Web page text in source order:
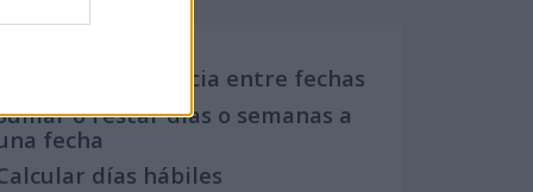
Calcula la diferencia entre fechas
o restar días o semanas a
fecha
días hábiles